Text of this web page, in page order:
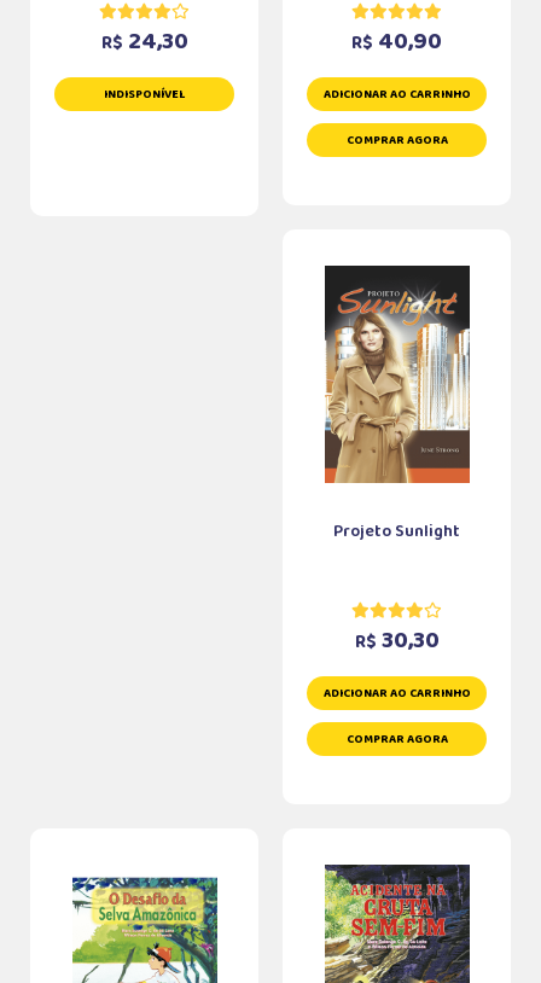
R$ 24,30
INDISPONÍVEL
R$ 40,90
ADICIONAR AO CARRINHO
COMPRAR AGORA
Projeto Sunlight
R$ 30,30
ADICIONAR AO CARRINHO
COMPRAR AGORA